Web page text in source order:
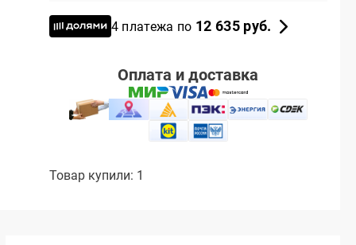
4 платежа по 12 635 руб.
Оплата и доставка
Товар купили: 1